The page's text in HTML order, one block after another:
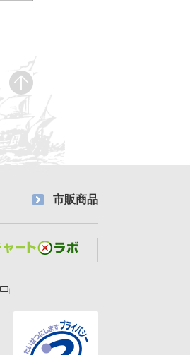
市販商品